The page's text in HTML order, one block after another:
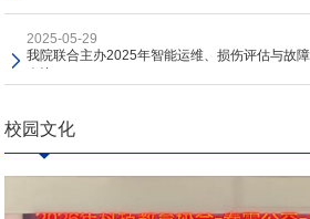
2025-05-29
我院联合主办2025年智能运维、损伤评估与故
会议
校园文化